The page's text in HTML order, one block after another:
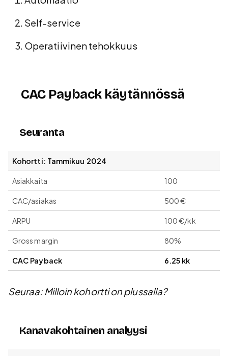
Self-service
Operatiivinen tehokkuus
CAC Payback käytännössä
Seuranta
Kohortti: Tammikuu 2024
Asiakkaita 100
CAC/asiakas 500 €
ARPU 100 €/kk
Gross margin 80%
CAC Payback 6.25 kk
Seuraa: Milloin kohortti on plussalla?
Kanavakohtainen analyysi